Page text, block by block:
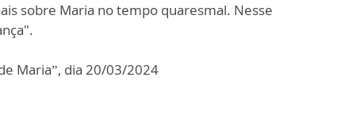
sobre Maria no tempo quaresmal. Nesse
Maria”, dia 20/03/2024